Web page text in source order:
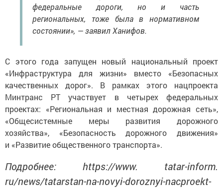
федеральные дороги, но и часть
региональных, тоже была в нормативном
состоянии», — заявил Ханифов.
С этого года запущен новый национальный проект
«Инфраструктура для жизни» вместо «Безопасных
качественных дорог». В рамках этого нацпроекта
Минтранс РТ участвует в четырех федеральных
проектах: «Региональная и местная дорожная сеть»,
«Общесистемные меры развития дорожного
хозяйства», «Безопасность дорожного движения»
и «Развитие общественного транспорта».
Подробнее: https://www. tatar-inform.
ru/news/tatarstan-na-novyi-doroznyi-nacproekt-